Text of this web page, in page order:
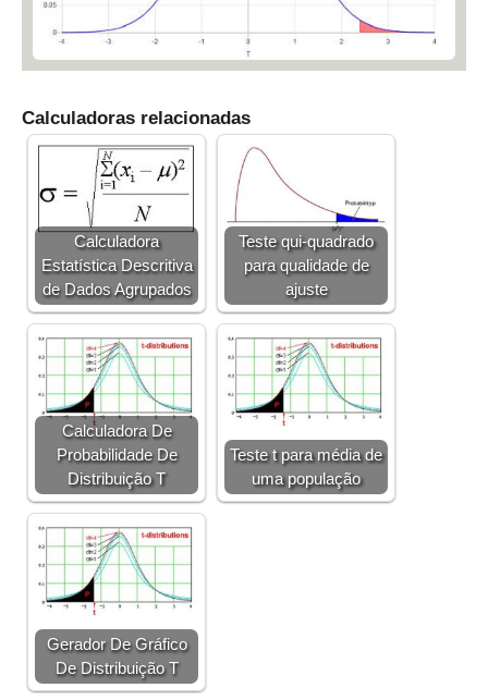
Calculadoras relacionadas
Calculadora
Estatística Descritiva
de Dados Agrupados
Teste qui-quadrado
para qualidade de
ajuste
Calculadora De
Probabilidade De
Distribuição T
Teste t para média de
uma população
Gerador De Gráfico
De Distribuição T